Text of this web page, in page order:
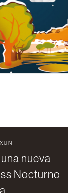
nueva
Nocturno